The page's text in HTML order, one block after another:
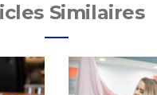
Similaires